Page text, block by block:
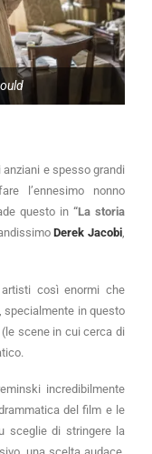
e spesso grandi
l’ennesimo nonno
questo in “La storia
Derek Jacobi,
così enormi che
specialmente in questo
scene in cui cerca di
incredibilmente
del film e le
sceglie di stringere la